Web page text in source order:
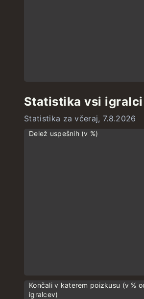
Statistika vsi igralci
Statistika za včeraj, 7.8.2026
Delež uspešnih (v %)
Končali v katerem poizkusu (v %
igralcev)